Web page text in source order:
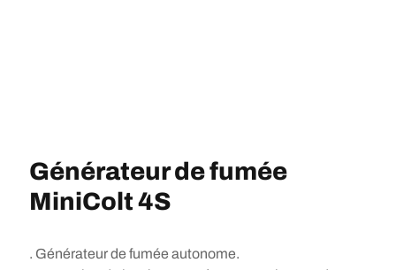
Générateur de fumée
MiniColt 4S
. Générateur de fumée autonome.